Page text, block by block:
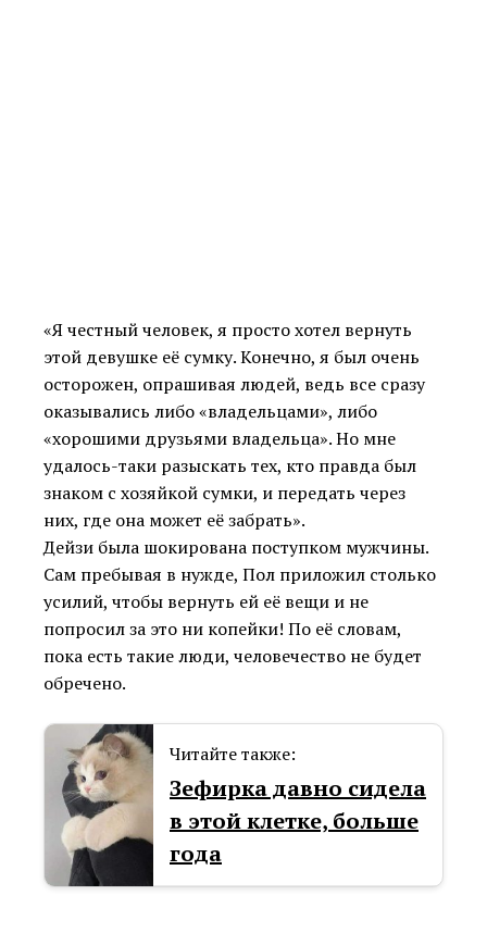
«Я честный человек, я просто хотел вернуть
этой девушке её сумку. Конечно, я был очень
осторожен, опрашивая людей, ведь все сразу
оказывались либо «владельцами», либо
«хорошими друзьями владельца». Но мне
удалось-таки разыскать тех, кто правда был
знаком с хозяйкой сумки, и передать через
них, где она может её забрать».
Дейзи была шокирована поступком мужчины.
Сам пребывая в нужде, Пол приложил столько
усилий, чтобы вернуть ей её вещи и не
попросил за это ни копейки! По её словам,
пока есть такие люди, человечество не будет
обречено.
Читайте также:
Зефирка давно сидела
в этой клетке, больше
года